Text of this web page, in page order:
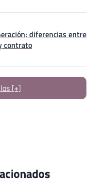
diferencias entre
contrato
[+]